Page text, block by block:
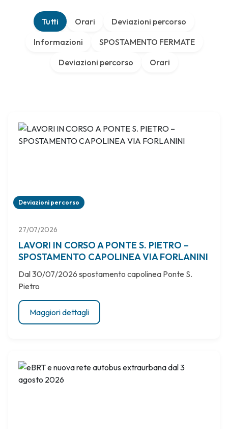
Tutti Orari
Deviazioni percorso
Informazioni
SPOSTAMENTO FERMATE
Deviazioni percorso
Orari
Deviazioni percorso
27/07/2026
LAVORI IN CORSO A PONTE S. PIETRO –
SPOSTAMENTO CAPOLINEA VIA FORLANINI
Dal 30/07/2026 spostamento capolinea Ponte S.
Pietro
Maggiori dettagli